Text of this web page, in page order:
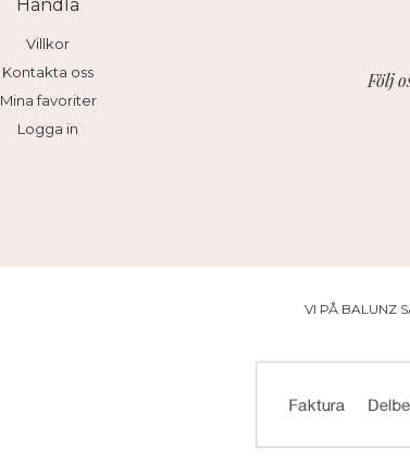
Handla
Villkor
Kontakta oss
Mina favoriter
Logga in
Följ
VI PÅ BALUNZ